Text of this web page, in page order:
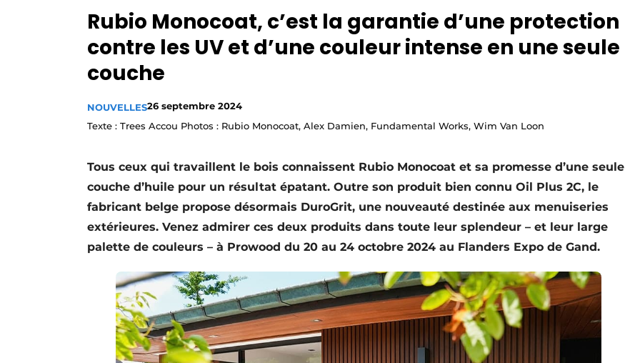
Meest gelezen
Newsletter
Podcasts
S’inscrire à l’événement
S’inscrire
Termes et conditions
Video’s
Rubio Monocoat, c’est la garantie d’une protection
contre les UV et d’une couleur intense en une seule
couche
NOUVELLES26 septembre 2024
Texte : Trees Accou Photos : Rubio Monocoat, Alex Damien, Fundamental Works, Wim Van Loon
Tous ceux qui travaillent le bois connaissent Rubio Monocoat et sa promesse d’une seule
couche d’huile pour un résultat épatant. Outre son produit bien connu Oil Plus 2C, le
fabricant belge propose désormais DuroGrit, une nouveauté destinée aux menuiseries
extérieures. Venez admirer ces deux produits dans toute leur splendeur – et leur large
palette de couleurs – à Prowood du 20 au 24 octobre 2024 au Flanders Expo de Gand.